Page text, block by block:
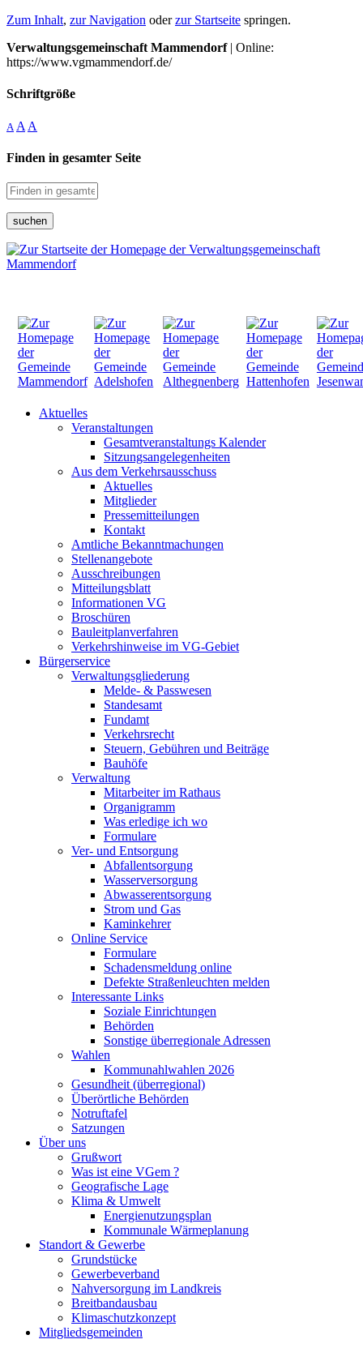
Zum Inhalt, zur Navigation oderzur Startseite springen.
Verwaltungsgemeinschaft Mammendorf| Online:
https://www.vgmammendorf.de/
Schriftgröße
A A A
Finden in gesamter Seite
suchen
Aktuelles
Veranstaltungen
Gesamtveranstaltungs Kalender
Sitzungsangelegenheiten
Aus dem Verkehrsausschuss
Aktuelles
Mitglieder
Pressemitteilungen
Kontakt
Amtliche Bekanntmachungen
Stellenangebote
Ausschreibungen
Mitteilungsblatt
Informationen VG
Broschüren
Bauleitplanverfahren
Verkehrshinweise im VG-Gebiet
Bürgerservice
Verwaltungsgliederung
Melde- & Passwesen
Standesamt
Fundamt
Verkehrsrecht
Steuern, Gebühren und Beiträge
Bauhöfe
Verwaltung
Mitarbeiter im Rathaus
Organigramm
Was erledige ich wo
Formulare
Ver- und Entsorgung
Abfallentsorgung
Wasserversorgung
Abwasserentsorgung
Strom und Gas
Kaminkehrer
Online Service
Formulare
Schadensmeldung online
Defekte Straßenleuchten melden
Interessante Links
Soziale Einrichtungen
Behörden
Sonstige überregionale Adressen
Wahlen
Kommunahlwahlen 2026
Gesundheit (überregional)
Überörtliche Behörden
Notruftafel
Satzungen
Über uns
Grußwort
Was ist eine VGem ?
Geografische Lage
Klima & Umwelt
Energienutzungsplan
Kommunale Wärmeplanung
Standort & Gewerbe
Grundstücke
Gewerbeverband
Nahversorgung im Landkreis
Breitbandausbau
Klimaschutzkonzept
Mitgliedsgemeinden